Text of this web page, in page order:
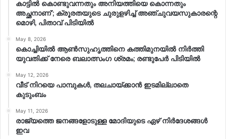
കാട്ടിൽ കൊണ്ടുവന്നതും അനിയത്തിയെ കൊന്നതും
അച്ഛനാണ്’; ക്രൂരതയുടെ ചുരുളഴിച്ച് അഞ്ചുവയസുകാരന്റെ
മൊഴി, പിതാവ് പിടിയിൽ
May 8, 2026
കൊച്ചിയിൽ ആൺസുഹൃത്തിനെ കത്തിമുനയിൽ നിർത്തി
യുവതിക്ക് നേരെ ബലാത്സംഗ​ ശ്രമം; രണ്ടുപേർ പിടിയിൽ
May 12, 2026
വീട് നിറയെ പാമ്പുകൾ, തലചായ്ക്കാൻ ഇടമില്ലാതെ
കുടുംബം
May 11, 2026
രാജ്യത്തെ ജനങ്ങളോടുള്ള മോദിയുടെ ഏഴ് നിര്‍ദേശങ്ങള്‍
ഇവ